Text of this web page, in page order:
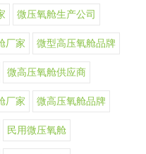
微压氧舱生产公司
厂家 微型高压氧舱品牌
微高压氧舱供应商
厂家 微高压氧舱品牌
民用微压氧舱